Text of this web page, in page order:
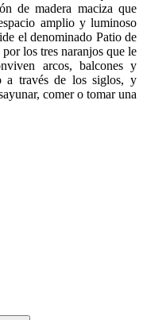
de madera maciza que
amplio y luminoso
el denominado Patio de
los tres naranjos que le
arcos, balcones y
a través de los siglos, y
comer o tomar una